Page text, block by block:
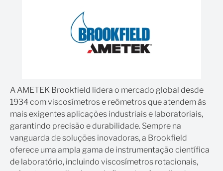
Compatível com a norma FDA 21 CFR e com o
software opcional Texture Pro
A AMETEK Brookfield lidera o mercado global desde
1934 com viscosímetros e reômetros que atendem às
mais exigentes aplicações industriais e laboratoriais,
garantindo precisão e durabilidade. Sempre na
vanguarda de soluções inovadoras, a Brookfield
oferece uma ampla gama de instrumentação científica
de laboratório, incluindo viscosímetros rotacionais,